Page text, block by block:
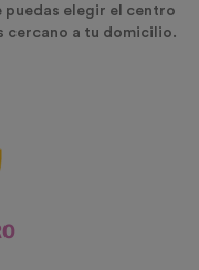
puedas elegir el centro
cercano a tu domicilio.